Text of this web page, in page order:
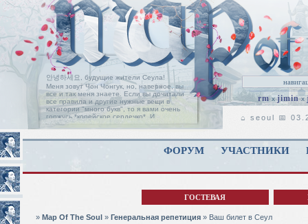
rm xjimin x
안녕하세요, будущие жители Сеула!
Меня зовут Чон Чонгук, но, наверное, вы
все и так меня знаете. Если вы дочитали
все правила и другие нужные вещи в
категории "много букв", то я вами очень
горжусь *корейское сердечко*. И
позвольте мне поприветствовать вас на
пороге нашей ролевой, с надеждой, что
вы найдете здесь свой дом, таким, каким
Читать
⌂ seoul 📅
ФОРУМ УЧАСТНИКИ
ГОСТЕВАЯ
» Map Of The Soul » Генеральная репетиция » Ваш билет в Сеул